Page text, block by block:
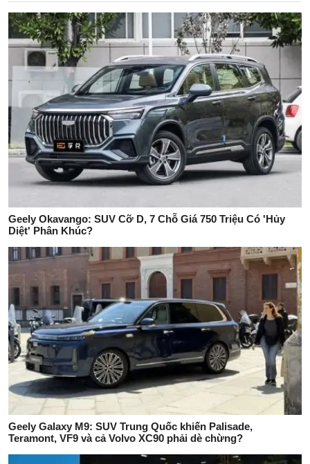
Geely Okavango: SUV Cỡ D, 7 Chỗ Giá 750 Triệu Có 'Hủy
Diệt' Phân Khúc?
Geely Galaxy M9: SUV Trung Quốc khiến Palisade,
Teramont, VF9 và cả Volvo XC90 phải dè chừng?